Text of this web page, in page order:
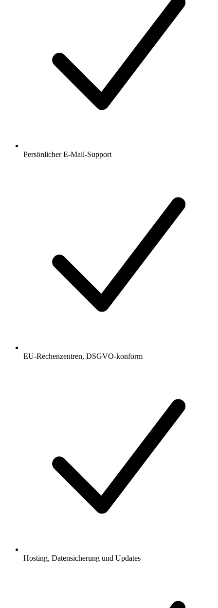
Persönlicher E-Mail-Support
EU-Rechenzentren, DSGVO-konform
Hosting, Datensicherung und Updates